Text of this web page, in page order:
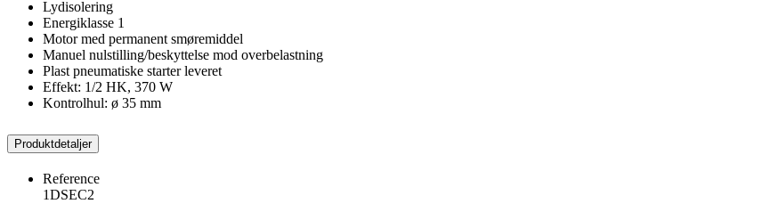
Lydisolering
Energiklasse 1
Motor med permanent smøremiddel
Manuel nulstilling/beskyttelse mod overbelastning
Plast pneumatiske starter leveret
Effekt: 1/2 HK, 370 W
Kontrolhul: ø 35 mm
Produktdetaljer
Reference
1DSEC2